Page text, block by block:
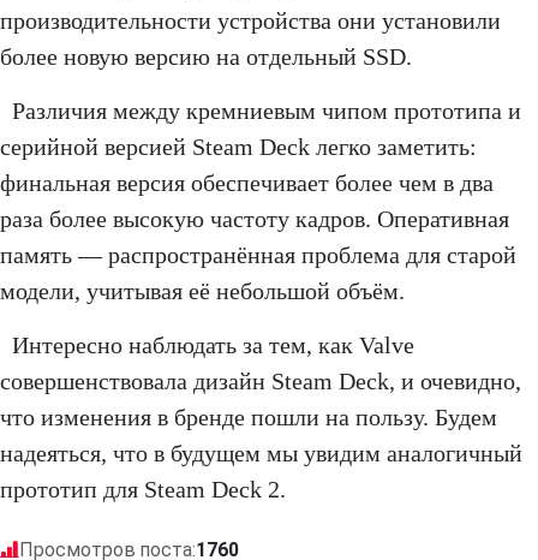
производительности устройства они установили
более новую версию на отдельный SSD.
Различия между кремниевым чипом прототипа и
серийной версией Steam Deck легко заметить:
финальная версия обеспечивает более чем в два
раза более высокую частоту кадров. Оперативная
память — распространённая проблема для старой
модели, учитывая её небольшой объём.
Интересно наблюдать за тем, как Valve
совершенствовала дизайн Steam Deck, и очевидно,
что изменения в бренде пошли на пользу. Будем
надеяться, что в будущем мы увидим аналогичный
прототип для Steam Deck 2.
Просмотров поста:1760